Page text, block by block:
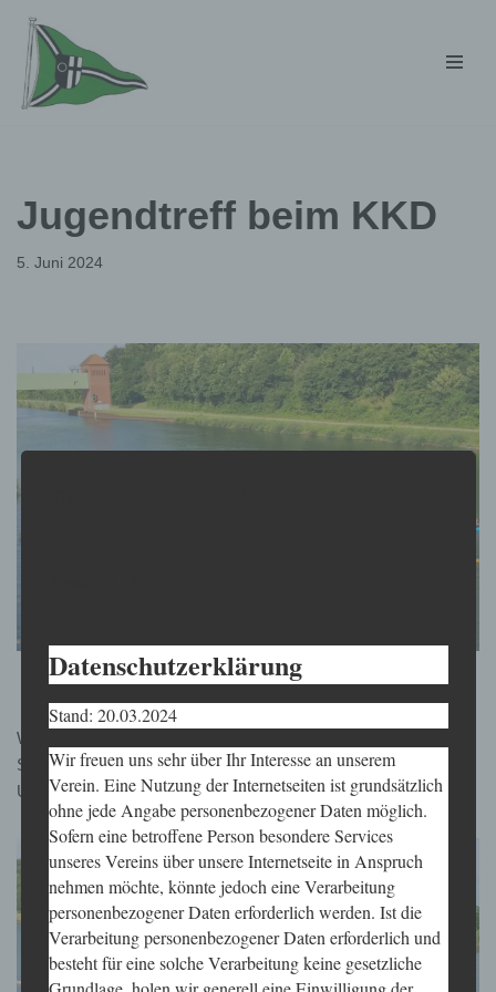
Zum
Inhalt
springen
Jugendtreff beim KKD
5. Juni 2024
Wer zwischen 10 und 17 Jahren ist, das bronzene
Schwimmabzeichen hat, kann mittwochs zwischen 17 und 19
Uhr gerne mitmachen.
Datenschutzerklärung
Stand: 20.03.2024
Wir freuen uns sehr über Ihr Interesse an unserem
Verein. Eine Nutzung der Internetseiten ist grundsätzlich
ohne jede Angabe personenbezogener Daten möglich.
Sofern eine betroffene Person besondere Services
unseres Vereins über unsere Internetseite in Anspruch
nehmen möchte, könnte jedoch eine Verarbeitung
personenbezogener Daten erforderlich werden. Ist die
Verarbeitung personenbezogener Daten erforderlich und
besteht für eine solche Verarbeitung keine gesetzliche